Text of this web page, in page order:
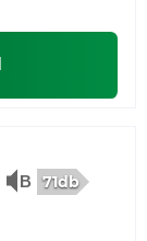
71db